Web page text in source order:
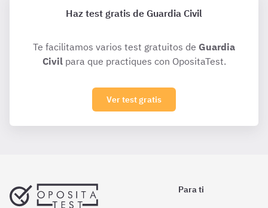
Haz test gratis de Guardia Civil
Te facilitamos varios test gratuitos de Guardia
Civilpara que practiques con OpositaTest.
Ver test gratis
Para ti